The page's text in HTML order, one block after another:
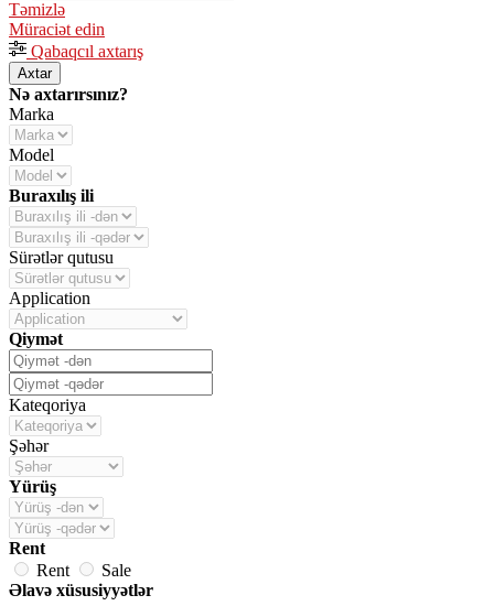
Təmizlə
Müraciət edin
Qabaqcıl axtarış
Axtar
Nə axtarırsınız?
Marka
Model
Buraxılış ili
Sürətlər qutusu
Application
Qiymət
Kateqoriya
Şəhər
Yürüş
Rent
Rent
Sale
Əlavə xüsusiyyətlər